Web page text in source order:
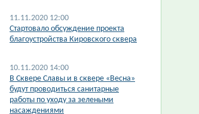
11.11.2020 12:00
Стартовало обсуждение проекта
благоустройства Кировского сквера
10.11.2020 14:00
В Сквере Славы и в сквере «Весна»
будут проводиться санитарные
работы по уходу за зелеными
насаждениями